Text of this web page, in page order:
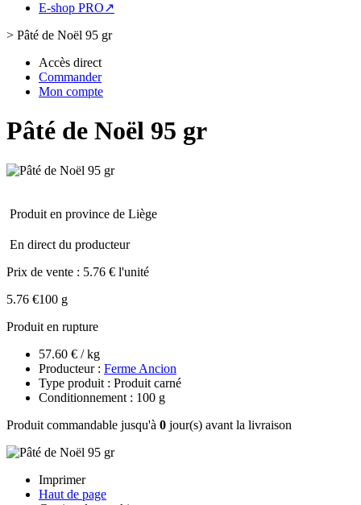
E-shop PRO↗
> Pâté de Noël 95 gr
Accès direct
Commander
Mon compte
Pâté de Noël 95 gr
Produit en province de Liège
En direct du producteur
Prix de vente : 5.76 € l'unité
5.76 €100 g
Produit en rupture
57.60 € / kg
Producteur : Ferme Ancion
Type produit : Produit carné
Conditionnement : 100 g
Produit commandable jusqu'à 0 jour(s) avant la livraison
Imprimer
Haut de page